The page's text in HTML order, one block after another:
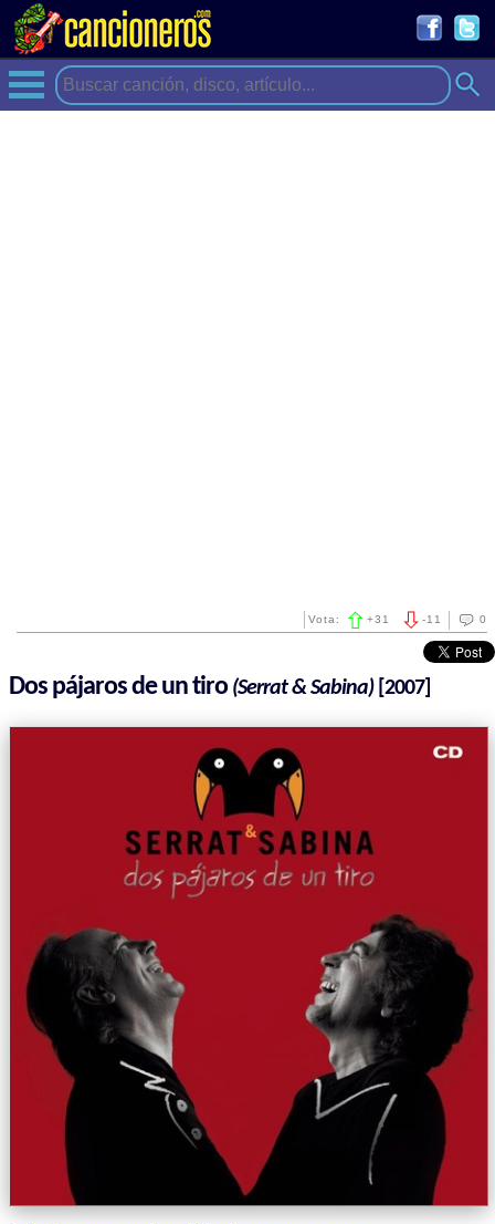
0
-11
Vota: +31
Dos pájaros de un tiro(Serrat & Sabina)[2007]